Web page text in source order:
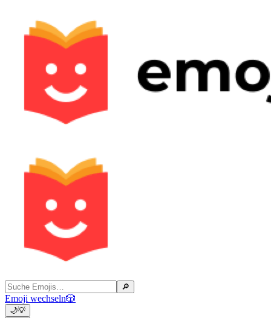
🔎
Emoji wechseln🎲
🌙💡